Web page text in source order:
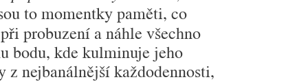
to momentky paměti, co
probuzení a náhle všechno
bodu, kde kulminuje jeho
z nejbanálnější každodennosti,